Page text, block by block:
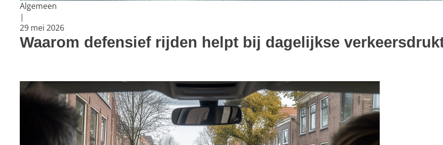
Algemeen
|
29 mei 2026
Waarom defensief rijden helpt bij dagelijkse